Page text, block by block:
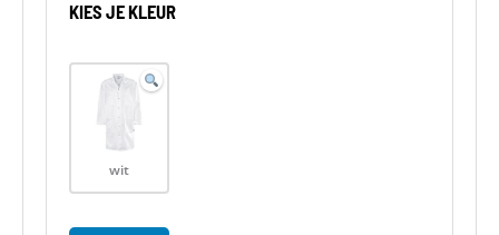
KIES JE KLEUR
wit